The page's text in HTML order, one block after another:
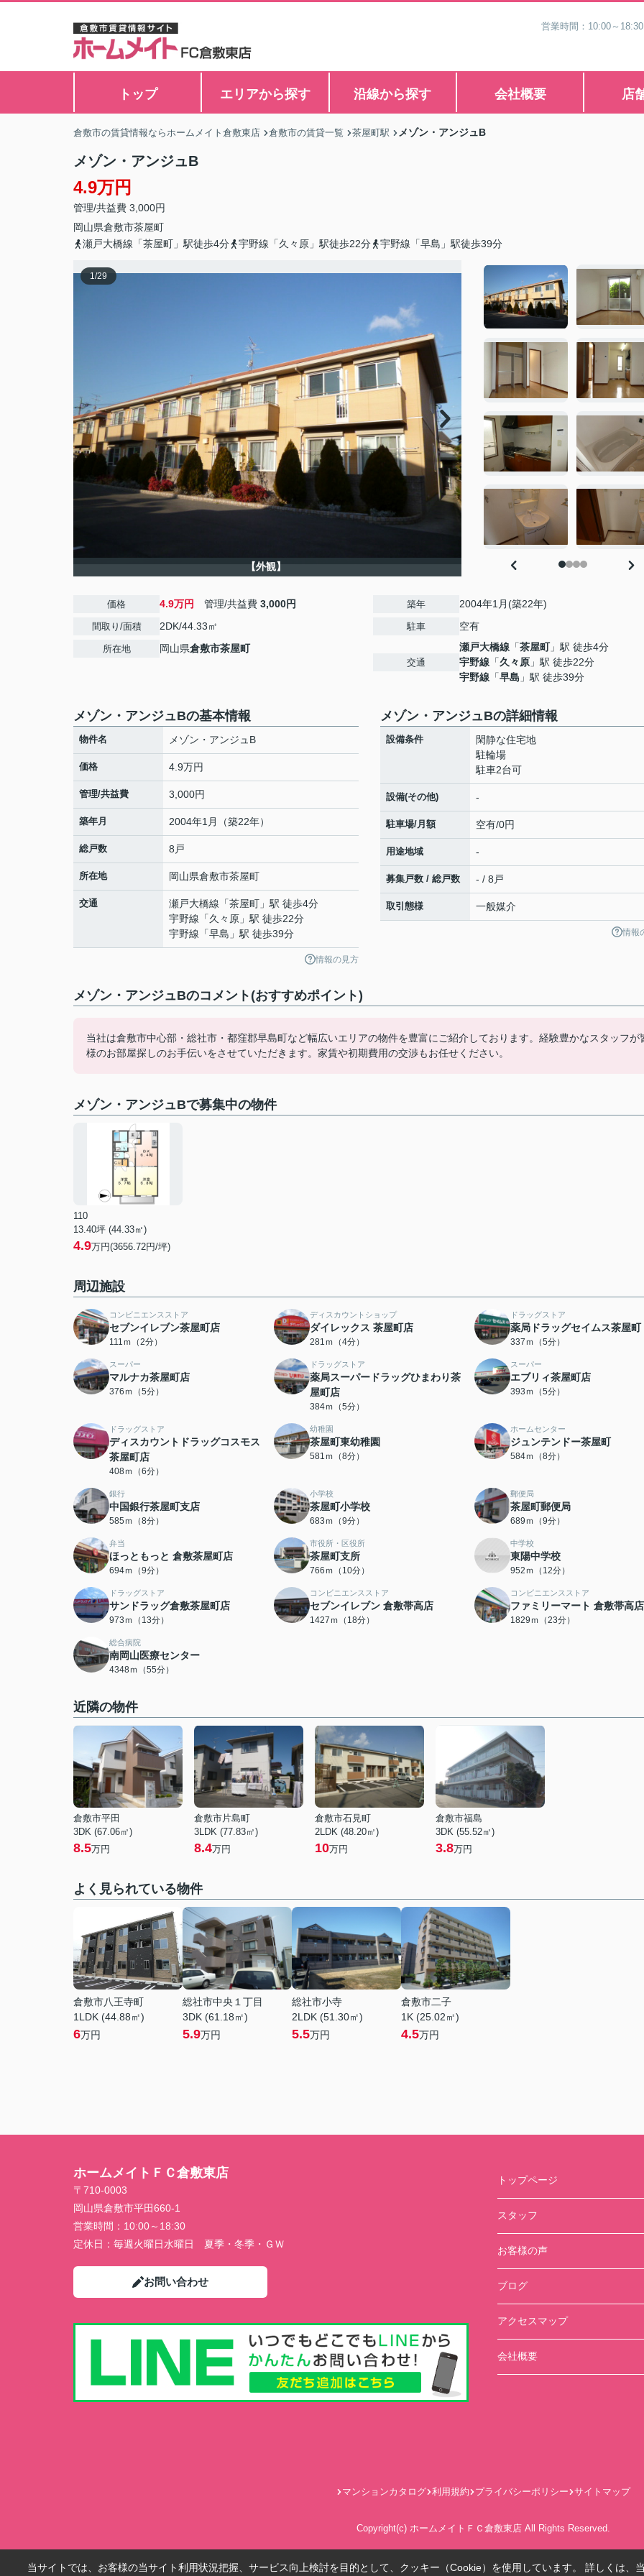
営業時間：10:00～
トップ エリアから探す 沿線から探す 会社概要 店
倉敷市の賃貸情報ならホームメイト倉敷東店 倉敷市の賃貸一覧 茶屋町駅 メゾン・アンジュB
メゾン・アンジュB
4.9万円
管理/共益費 3,000円
岡山県倉敷市茶屋町
瀬戸大橋線「茶屋町」駅徒歩4分
宇野線「久々原」駅徒歩22分 宇野線「早島」駅徒歩39分
1/29
【外観】
価格 4.9万円 管理/共益費 3,000円
間取り/面積 2DK/44.33㎡
所在地 岡山県倉敷市茶屋町
築年 2004年1月(築22年)
駐車 空有
交通
瀬戸大橋線 「茶屋町」駅 徒歩4分
宇野線 「久々原 」駅 徒歩22分
宇野線 「早島 」駅 徒歩39分
メゾン・アンジュBの基本情報
物件名 メゾン・アンジュB
価格 4.9万円
管理/共益費 3,000円
築年月 2004年1月（築22年）
総戸数 8戸
所在地 岡山県倉敷市茶屋町
交通 瀬戸大橋線 「茶屋町 」駅 徒歩4分
宇野線 「久々原 」駅 徒歩22分
宇野線 「早島 」駅 徒歩39分
情報の見方
メゾン・アンジュBの詳細情報
設備条件
閑静な住宅地
駐輪場
駐車2台可
設備(その他) -
駐車場/月額 空有/0円
用途地域 -
募集戸数 / 総戸数 - / 8戸
取引態様 一般媒介
情報
メゾン・アンジュBのコメント(おすすめポイント)
当社は倉敷市中心部・総社市・都窪郡早島町など幅広いエリアの物件を豊富にご紹介しております。経験豊かなスタッフが
様のお部屋探しのお手伝いをさせていただきます。家賃や初期費用の交渉もお任せください。
メゾン・アンジュBで募集中の物件
110
13.40坪 (44.33㎡)
4.9万円(3656.72円/坪)
周辺施設
コンビニエンスストア
セブンイレブン茶屋町店
111ｍ（2分）
ディスカウントショップ
ダイレックス 茶屋町店
281ｍ（4分）
ドラッグストア
薬局ドラッグセイムス茶屋町
337ｍ（5分）
スーパー
マルナカ茶屋町店
376ｍ（5分）
ドラッグストア
薬局スーパードラッグひまわり茶
屋町店
384ｍ（5分）
スーパー
エブリィ茶屋町店
393ｍ（5分）
ドラッグストア
ディスカウントドラッグコスモス
茶屋町店
408ｍ（6分）
幼稚園
茶屋町東幼稚園
581ｍ（8分）
ホームセンター
ジュンテンドー茶屋町
584ｍ（8分）
銀行
中国銀行茶屋町支店
585ｍ（8分）
小学校
茶屋町小学校
683ｍ（9分）
郵便局
茶屋町郵便局
689ｍ（9分）
弁当
ほっともっと 倉敷茶屋町店
694ｍ（9分）
市役所・区役所
茶屋町支所
766ｍ（10分）
中学校
東陽中学校
952ｍ（12分）
ドラッグストア
サンドラッグ倉敷茶屋町店
973ｍ（13分）
コンビニエンスストア
セブンイレブン 倉敷帯高店
1427ｍ（18分）
コンビニエンスストア
ファミリーマート 倉敷帯高店
1829ｍ（23分）
総合病院
南岡山医療センター
4348ｍ（55分）
近隣の物件
倉敷市平田
3DK (67.06㎡)
8.5万円
倉敷市片島町
3LDK (77.83㎡)
8.4万円
倉敷市石見町
2LDK (48.20㎡)
10万円
倉敷市福島
3DK (55.52㎡)
3.8万円
よく見られている物件
倉敷市八王寺町
1LDK (44.88㎡)
6万円
総社市中央１丁目
3DK (61.18㎡)
5.9万円
総社市小寺
2LDK (51.30㎡)
5.5万円
倉敷市二子
1K (25.02㎡)
4.5万円
ホームメイトＦＣ倉敷東店
〒710-0003
岡山県倉敷市平田660-1
営業時間： 10:00～18:30
定休日： 毎週火曜日水曜日 夏季・冬季・ＧＷ
お問い合わせ
トップページ
スタッフ
お客様の声
ブログ
アクセスマップ
会社概要
マンションカタログ 利用規約 プライバシーポリシー サイトマップ
Copyright(c) ホームメイトＦＣ倉敷東店 All Rights Reserved.
当サイトでは、お客様の当サイト利用状況把握、サービス向上検討を目的として、クッキー（Cookie）を使用しています。 詳しくは、